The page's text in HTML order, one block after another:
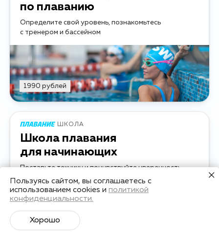
по плаванию
Определите свой уровень, познакомьтесь
с тренером и бассейном
1990 рублей
ШКОЛА
Школа плавания
для начинающих
Поставьте технику и почувствуйте уверенность
в воде за 8 занятий
8 занятий научиться плавать
Пользуясь сайтом, вы соглашаетесь с
использованием cookies и политикой
конфиденциальности.
Хорошо